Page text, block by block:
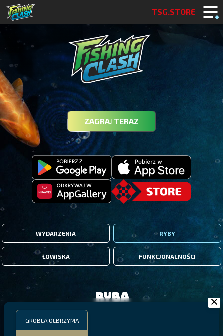
TSG.STORE
ZAGRAJ TERAZ
WYDARZENIA RYBY
ŁOWISKA FUNKCJONALNOŚCI
GROBLA OLBRZYMA
Ryba